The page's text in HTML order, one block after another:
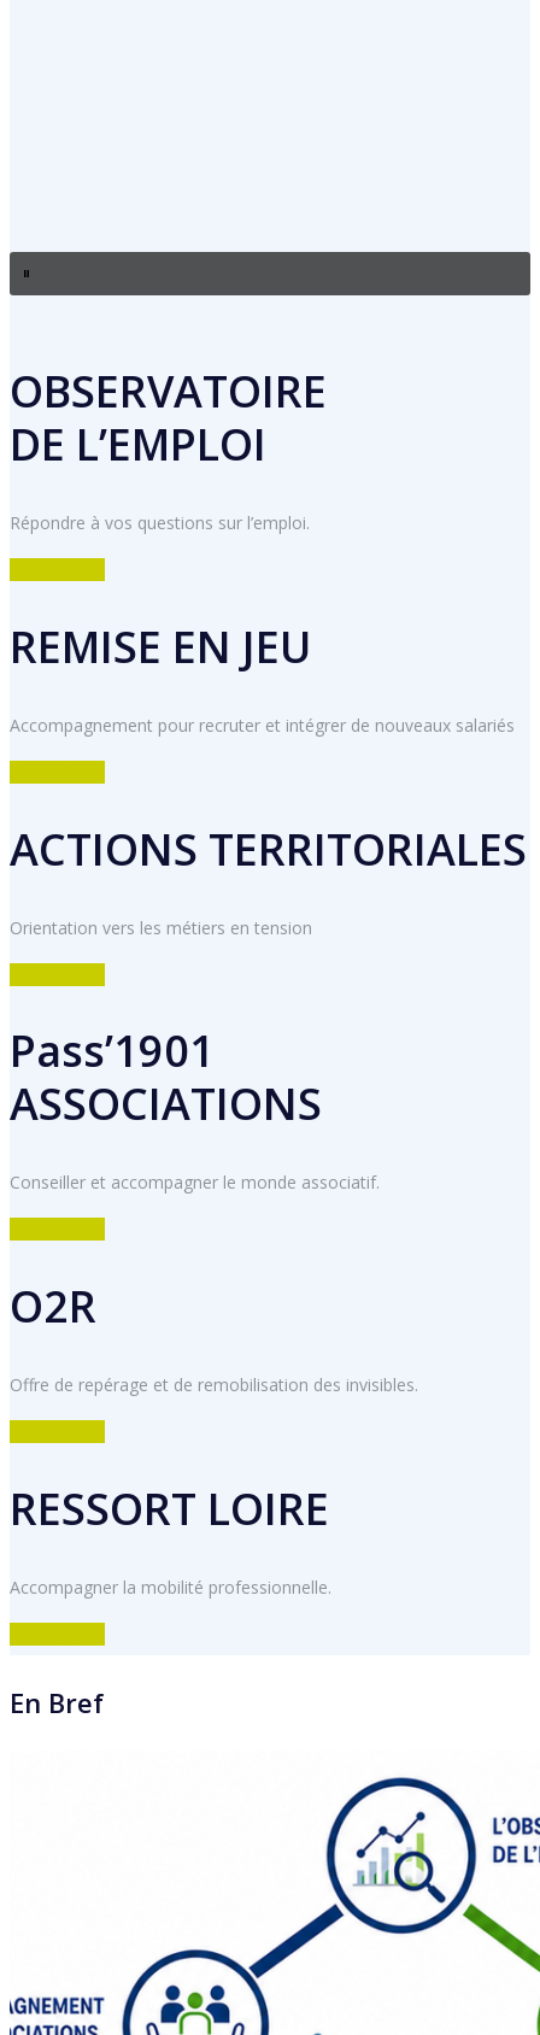
OBSERVATOIRE
DE L’EMPLOI
Répondre à vos questions sur l’emploi.
REMISE EN JEU
Accompagnement pour recruter et intégrer de nouveaux salariés
ACTIONS TERRITORIALES
Orientation vers les métiers en tension
Pass’1901
ASSOCIATIONS
Conseiller et accompagner le monde associatif.
O2R
Offre de repérage et de remobilisation des invisibles.
RESSORT LOIRE
Accompagner la mobilité professionnelle.
En Bref